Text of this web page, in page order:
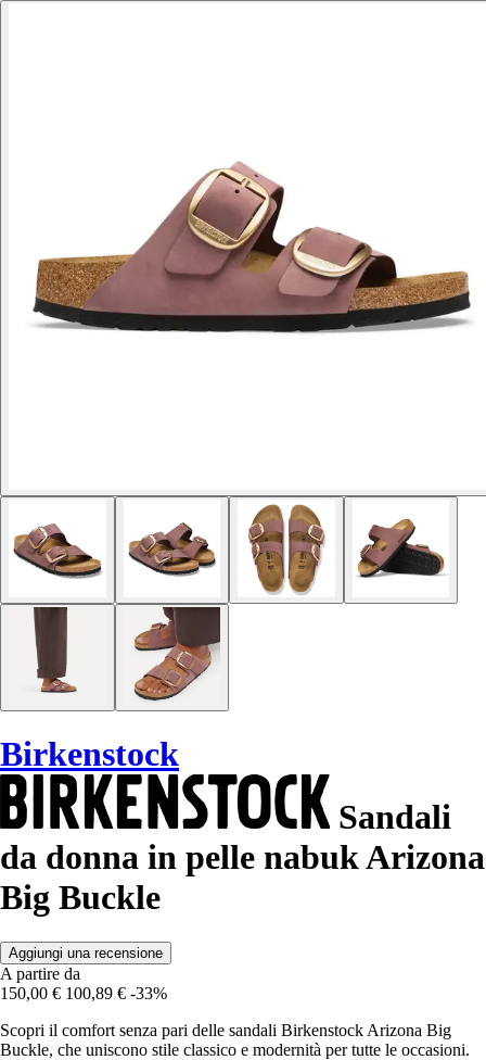
Birkenstock
Sandali
da donna in pelle nabuk Arizona
Big Buckle
Aggiungi una recensione
A partire da
150,00 € 100,89 € -33%
Scopri il comfort senza pari delle sandali Birkenstock Arizona Big
Buckle, che uniscono stile classico e modernità per tutte le occasioni.